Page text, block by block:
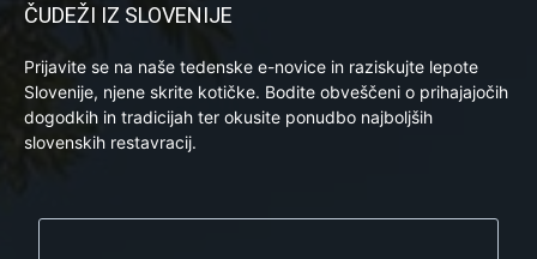
ČUDEŽI IZ SLOVENIJE
Prijavite se na naše tedenske e-novice in raziskujte lepote
Slovenije, njene skrite kotičke. Bodite obveščeni o prihajajočih
dogodkih in tradicijah ter okusite ponudbo najboljših
slovenskih restavracij.